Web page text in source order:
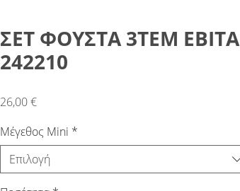
ΣΕΤ ΦΟΥΣΤΑ 3ΤΕΜ ΕΒΙΤΑ
242210
26,00 €Τιμή
Μέγεθος Mini *
Επιλογή